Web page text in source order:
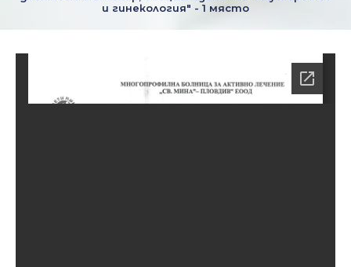
и гинекология" - 1 място